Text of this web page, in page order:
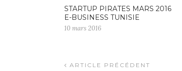
STARTUP PIRATES MARS 2016
E-BUSINESS TUNISIE
10 mars 2016
ARTICLE PRÉCÉDENT